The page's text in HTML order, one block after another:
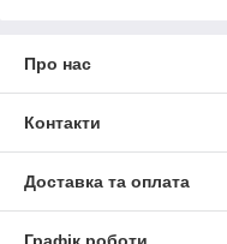
Про нас
Контакти
Доставка та оплата